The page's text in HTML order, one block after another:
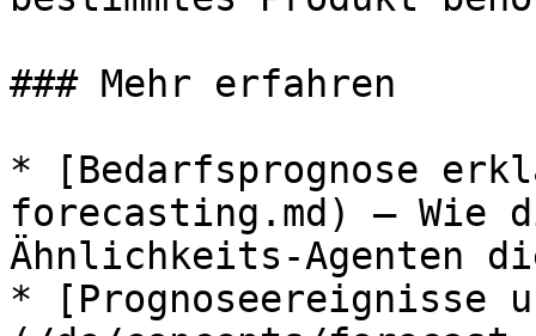
### Mehr erfahren
* [Bedarfsprognose
forecasting.md) – Wie
Ähnlichkeits-Agenten
* [Prognoseereignisse